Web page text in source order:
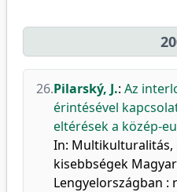
26.Pilarský, J.: Az
érintésével
eltérések a közép-
In: Multikulturalitás,
kisebbségek
Lengyelországban :